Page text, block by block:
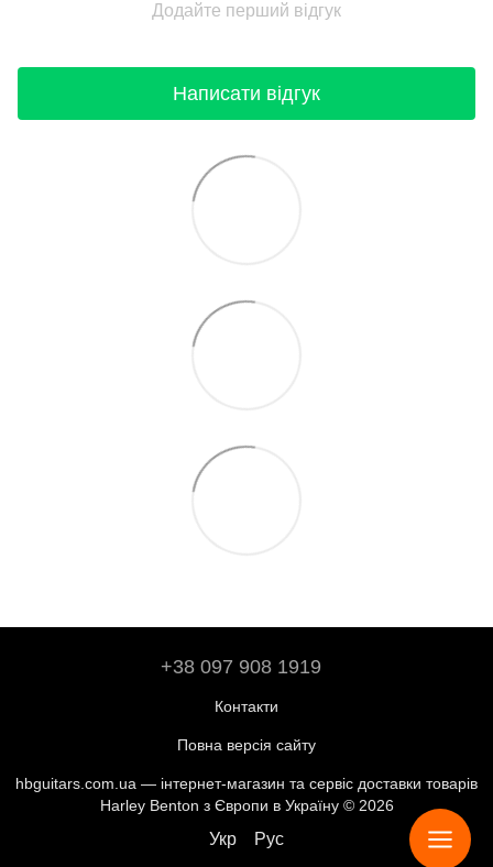
Додайте перший відгук
Написати відгук
+38 097 908 1919
Контакти
Повна версія сайту
hbguitars.com.ua — інтернет-магазин та сервіс доставки товарів
Harley Benton з Європи в Україну © 2026
Укр Рус